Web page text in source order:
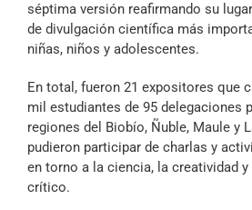
séptima versión reafirmando su
de divulgación científica más
niñas, niños y adolescentes.
En total, fueron 21 expositores que
mil estudiantes de 95 delegaciones
regiones del Biobío, Ñuble, Maule y
pudieron participar de charlas y
en torno a la ciencia, la creatividad
crítico.